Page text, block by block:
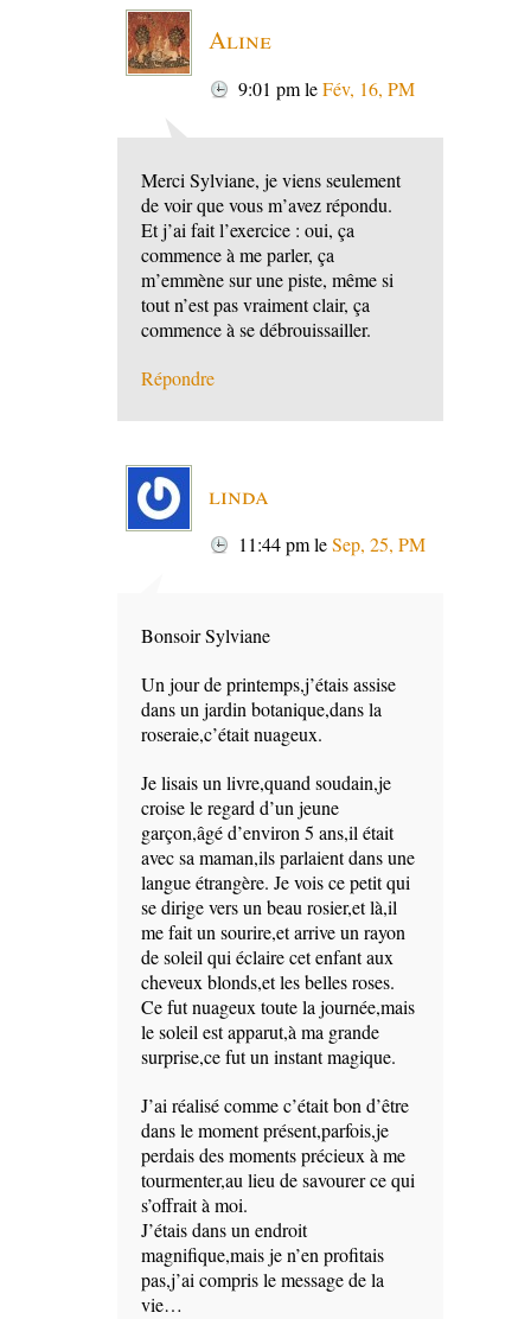
Aline
9:01 pmleFév, 16, PM
Merci Sylviane, je viens seulement
de voir que vous m’avez répondu.
Et j’ai fait l’exercice : oui, ça
commence à me parler, ça
m’emmène sur une piste, même si
tout n’est pas vraiment clair, ça
commence à se débrouissailler.
Répondre
linda
11:44 pmleSep, 25, PM
Bonsoir Sylviane
Un jour de printemps,j’étais assise
dans un jardin botanique,dans la
roseraie,c’était nuageux.
Je lisais un livre,quand soudain,je
croise le regard d’un jeune
garçon,âgé d’environ 5 ans,il était
avec sa maman,ils parlaient dans une
langue étrangère. Je vois ce petit qui
se dirige vers un beau rosier,et là,il
me fait un sourire,et arrive un rayon
de soleil qui éclaire cet enfant aux
cheveux blonds,et les belles roses.
Ce fut nuageux toute la journée,mais
le soleil est apparut,à ma grande
surprise,ce fut un instant magique.
J’ai réalisé comme c’était bon d’être
dans le moment présent,parfois,je
perdais des moments précieux à me
tourmenter,au lieu de savourer ce qui
s’offrait à moi.
J’étais dans un endroit
magnifique,mais je n’en profitais
pas,j’ai compris le message de la
vie…